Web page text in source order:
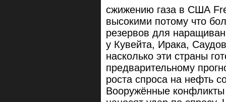
сжижению газа в США
высокими потому что
резервов для
у Кувейта, Ирака,
насколько эти страны
предварительному
роста спроса на нефть
Вооружённые